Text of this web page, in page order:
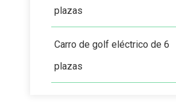
plazas
Carro de golf eléctrico de 6
plazas